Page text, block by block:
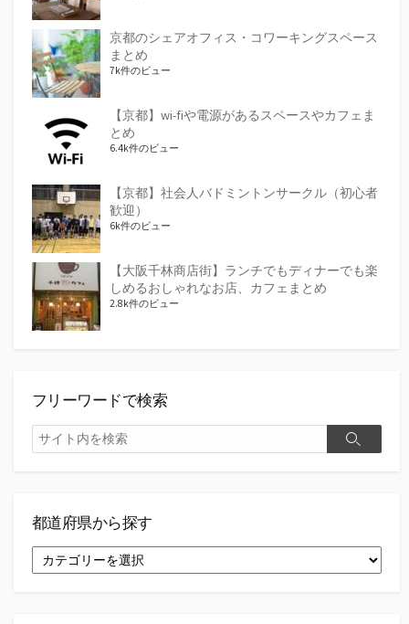
京都のシェアオフィス・コワーキングスペース
まとめ
7k件のビュー
【京都】wi-fiや電源があるスペースやカフェま
とめ
6.4k件のビュー
【京都】社会人バドミントンサークル（初心者
歓迎）
6k件のビュー
【大阪千林商店街】ランチでもディナーでも楽
しめるおしゃれなお店、カフェまとめ
2.8k件のビュー
フリーワードで検索
検
索
検
都道府県から探す
道